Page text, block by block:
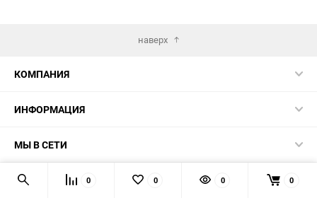
наверх
КОМПАНИЯ
ИНФОРМАЦИЯ
МЫ В СЕТИ
КОНТАКТЫ 0 0 0 0